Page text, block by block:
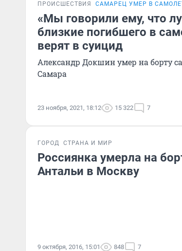
ПРОИСШЕСТВИЯ САМАРЕЦ УМЕР В
«Мы говорили ему, что
близкие погибшего в
верят в суицид
Александр Докшин умер на борту
Самара
23 ноября, 2021, 18:12 15 322 7
ГОРОД СТРАНА И МИР
Россиянка умерла на
Антальи в Москву
9 октября, 2016, 15:01 848 7